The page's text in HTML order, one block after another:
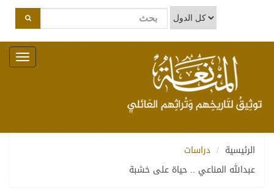
Toggle
navigation
الرئيسية
دراسات
عبدالله المناعي .. حياة على خشبة